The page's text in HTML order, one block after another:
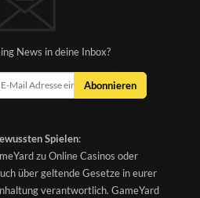
News in deine Inbox?
Abonnieren
Spielen:
zu Online Casinos oder
über geltende Gesetze in eurer
verantwortlich. GameYard